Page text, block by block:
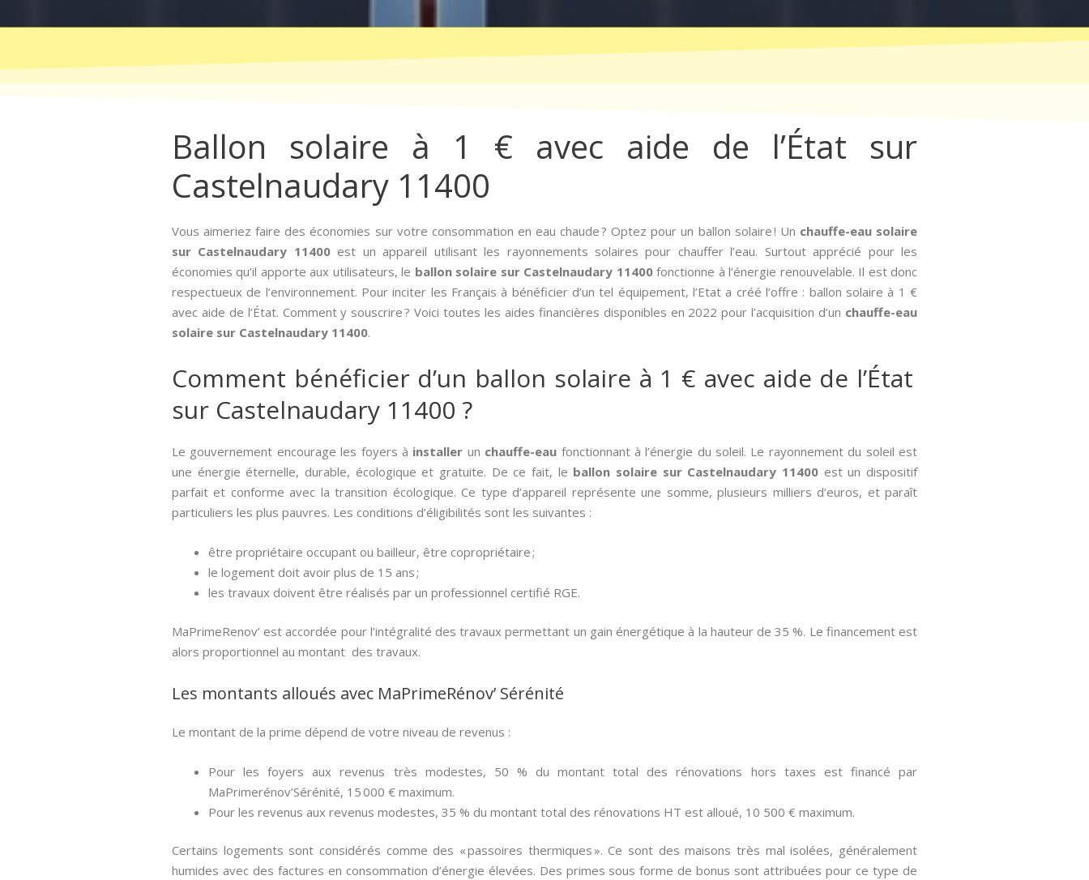
Ballon solaire à 1 € avec aide de l’État sur
Castelnaudary 11400
Vous aimeriez faire des économies sur votre consommation en eau chaude ? Optez pour un ballon solaire ! Un chauffe-eau solaire
sur Castelnaudary 11400est un appareil utilisant les rayonnements solaires pour chauffer l’eau. Surtout apprécié pour les
économies qu’il apporte aux utilisateurs, le ballon solaire sur Castelnaudary 11400fonctionne à l’énergie renouvelable. Il est donc
respectueux de l’environnement. Pour inciter les Français à bénéficier d’un tel équipement, l’Etat a créé l’offre : ballon solaire à 1 €
avec aide de l’État. Comment y souscrire ? Voici toutes les aides financières disponibles en 2022 pour l’acquisition d’un chauffe-eau
solaire sur Castelnaudary 11400.
Comment bénéficier d’un ballon solaire à 1 € avec aide de l’État
sur Castelnaudary 11400 ?
Le gouvernement encourage les foyers à installer un chauffe-eau fonctionnant à l’énergie du soleil. Le rayonnement du soleil est
une énergie éternelle, durable, écologique et gratuite. De ce fait, le ballon solaire sur Castelnaudary 11400 est un dispositif
parfait et conforme avec la transition écologique. Ce type d’appareil représente une somme, plusieurs milliers d’euros, et paraît
particuliers les plus pauvres. Les conditions d’éligibilités sont les suivantes :
être propriétaire occupant ou bailleur, être copropriétaire ;
le logement doit avoir plus de 15 ans ;
les travaux doivent être réalisés par un professionnel certifié RGE.
MaPrimeRenov’ est accordée pour l’intégralité des travaux permettant un gain énergétique à la hauteur de 35 %. Le financement est
alors proportionnel au montant des travaux.
Les montants alloués avec MaPrimeRénov’ Sérénité
Le montant de la prime dépend de votre niveau de revenus :
Pour les foyers aux revenus très modestes, 50 % du montant total des rénovations hors taxes est financé par
MaPrimerénov’Sérénité, 15 000 € maximum.
Pour les revenus aux revenus modestes, 35 % du montant total des rénovations HT est alloué, 10 500 € maximum.
Certains logements sont considérés comme des « passoires thermiques ». Ce sont des maisons très mal isolées, généralement
humides avec des factures en consommation d’énergie élevées. Des primes sous forme de bonus sont attribuées pour ce type de